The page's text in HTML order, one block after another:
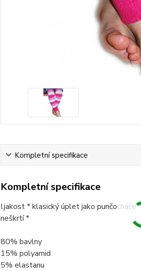
Kompletní specifikace
Kompletní specifikace
I.jakost * klasický úplet jako
neškrtí *
80% bavlny
15% polyamid
5% elastanu